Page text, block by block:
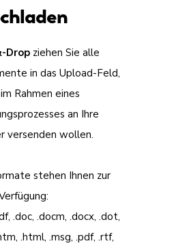
Drop ziehen Sie alle
in das Upload-Feld,
Rahmen eines
an Ihre
versenden wollen.
stehen Ihnen zur
.doc, .docm, .docx, .dot,
.html, .msg, .pdf, .rtf,